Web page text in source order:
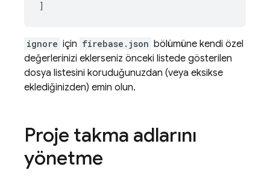
ignore için firebase.json bölümüne kendi özel
değerlerinizi eklerseniz önceki listede gösterilen
dosya listesini koruduğunuzdan (veya eksikse
eklediğinizden) emin olun.
Proje takma adlarını
yönetme